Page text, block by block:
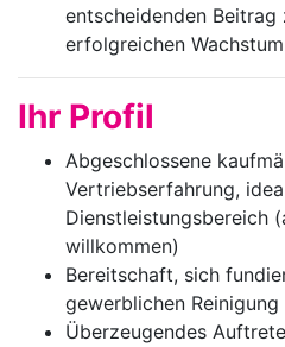
entscheidenden
erfolgreichen
Ihr Profil
Abgeschlossene
Vertriebserfahrung,
Dienstleistungsbereich
willkommen)
Bereitschaft, sich
gewerblichen
Überzeugendes